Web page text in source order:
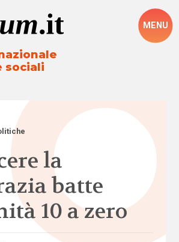
sociali
MENU
la
batte
10 a zero